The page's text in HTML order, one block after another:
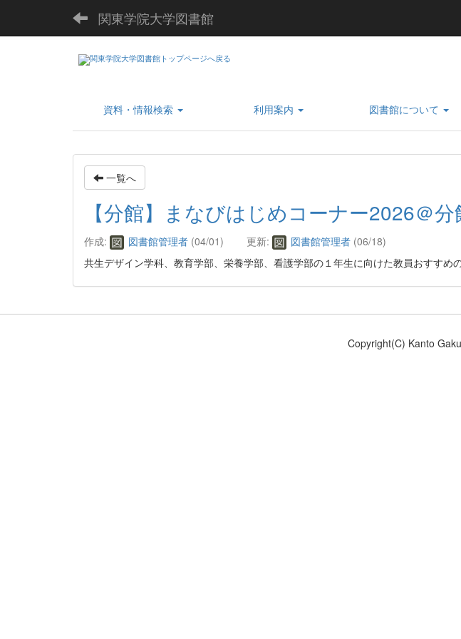
関東学院大学図書館
資料・情報検索 利用案内 図書館について
一覧へ
【分館】まなびはじめコーナー2026＠
作成: 図書館管理者 (04/01) 更新: 図書館管理者 (06/18)
共生デザイン学科、教育学部、栄養学部、看護学部の１年生に向けた教員おすすめ
Copyright(C) Kanto